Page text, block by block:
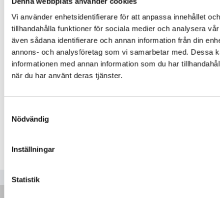
Vi använder enhetsidentifierare för att anpassa innehållet
tillhandahålla funktioner för sociala medier och analysera
även sådana identifierare och annan information från din
annons- och analysföretag som vi samarbetar med. Dessa
informationen med annan information som du har
när du har använt deras tjänster.
Nödvändig
Inställningar
Statistik
KIT264 – Skurborste